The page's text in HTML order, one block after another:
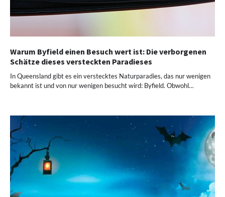
Warum Byfield einen Besuch wert ist: Die verborgenen
Schätze dieses versteckten Paradieses
In Queensland gibt es ein verstecktes Naturparadies, das nur wenigen
bekannt ist und von nur wenigen besucht wird: Byfield. Obwohl…